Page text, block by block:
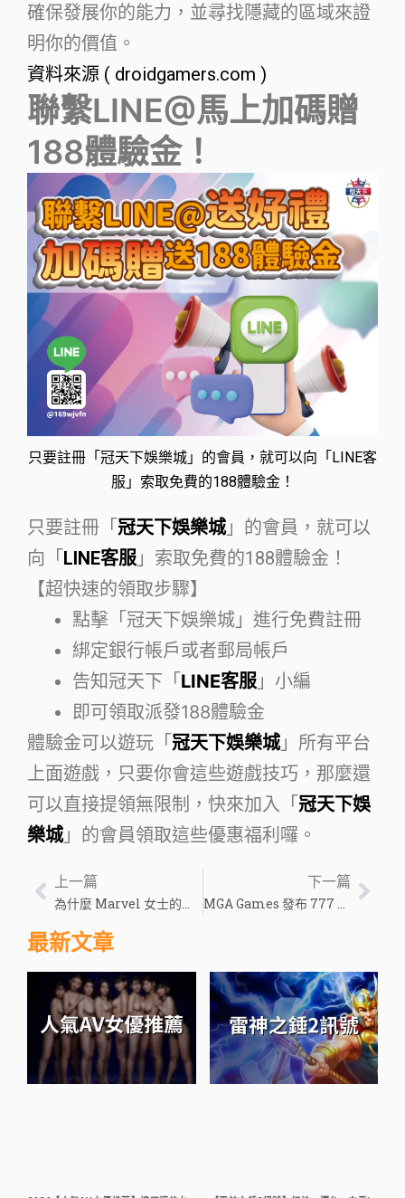
確保發展你的能力，並尋找隱藏的區域來證
明你的價值。
資料來源 ( droidgamers.com )
聯繫LINE@馬上加碼贈
188體驗金！
只要註冊「冠天下娛樂城」的會員，就可以向「LINE客
服」索取免費的188體驗金！
只要註冊「 冠天下娛樂城」的會員，就可以
向「 LINE客服 」索取免費的188體驗金！
【超快速的領取步驟】
點擊「冠天下娛樂城」進行免費註冊
綁定銀行帳戶或者郵局帳戶
告知冠天下「 LINE客服 」小編
即可領取派發188體驗金
體驗金可以遊玩「 冠天下娛樂城」所有平台
上面遊戲，只要你會這些遊戲技巧，那麼還
可以直接提領無限制，快來加入「 冠天下娛
樂城」的會員領取這些優惠福利囉。
上一篇 下一篇
最新文章